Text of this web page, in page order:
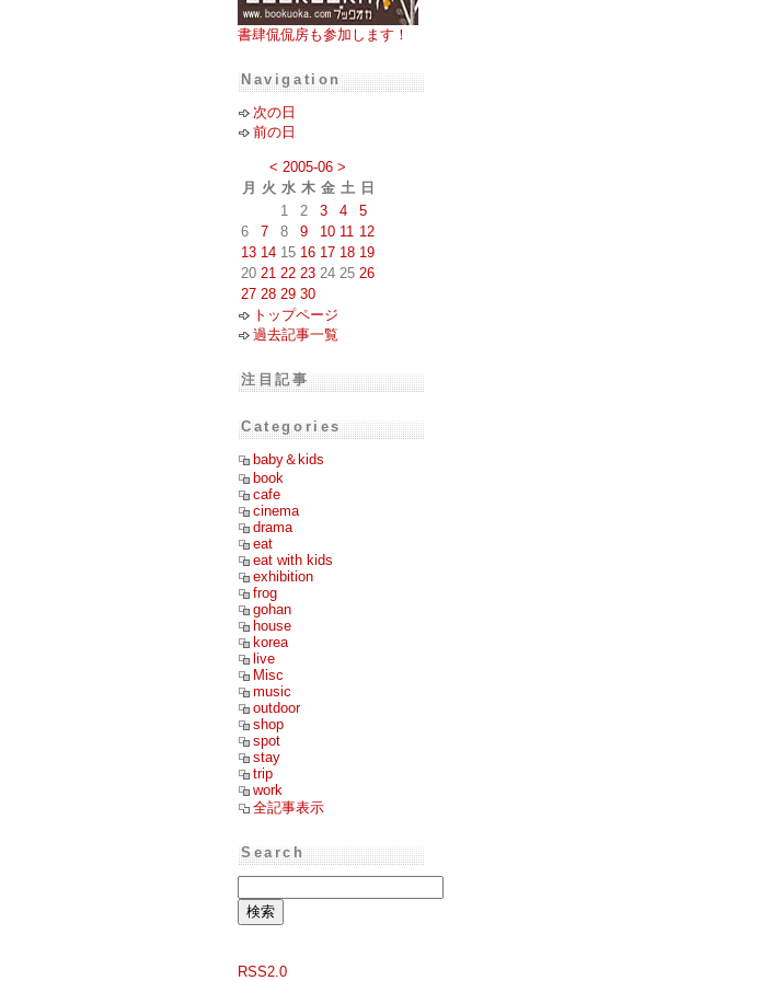
書肆侃侃房も参加します！
Navigation
次の日
前の日
< 2005-06 >
月
火 水 木 金 土 日
1
2 3 4
5
6
7 8 9 10 11 12
13 14 15 16 17 18 19
20 21 22 23 24 25 26
27 28 29 30
トップページ
過去記事一覧
注目記事
Categories
baby＆kids
book
cafe
cinema
drama
eat
eat with kids
exhibition
frog
gohan
house
korea
live
Misc
music
outdoor
shop
spot
stay
trip
work
全記事表示
Search
RSS2.0